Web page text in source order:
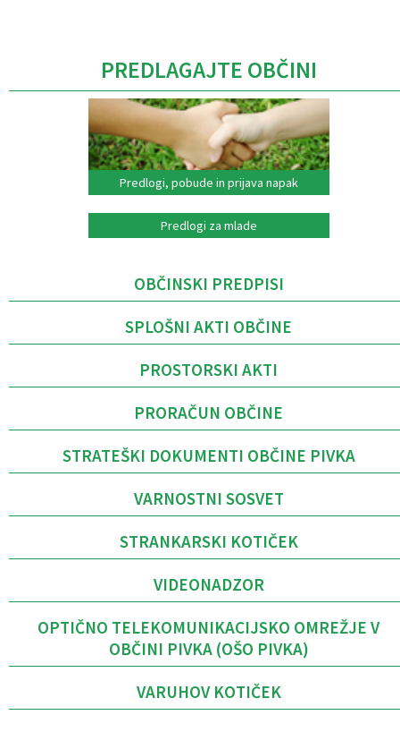
PREDLAGAJTE OBČINI
Predlogi, pobude in prijava napak
Predlogi za mlade
OBČINSKI PREDPISI
SPLOŠNI AKTI OBČINE
PROSTORSKI AKTI
PRORAČUN OBČINE
STRATEŠKI DOKUMENTI OBČINE PIVKA
VARNOSTNI SOSVET
STRANKARSKI KOTIČEK
VIDEONADZOR
OPTIČNO TELEKOMUNIKACIJSKO OMREŽJE V
OBČINI PIVKA (OŠO PIVKA)
VARUHOV KOTIČEK